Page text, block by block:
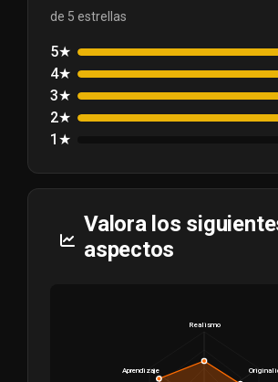
de 5 estrellas
5★
4★
3★
2★
1★
Valora los
aspectos
Realismo
Aprendizaje